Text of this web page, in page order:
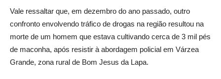
Vale ressaltar que, em dezembro do ano passado, outro
confronto envolvendo tráfico de drogas na região resultou na
morte de um homem que estava cultivando cerca de 3 mil pés
de maconha, após resistir à abordagem policial em Várzea
Grande, zona rural de Bom Jesus da Lapa.